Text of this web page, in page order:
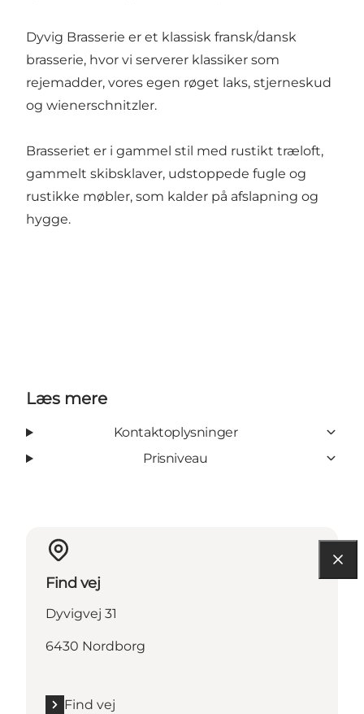
Dyvig Brasserie er et klassisk fransk/dansk
brasserie, hvor vi serverer klassiker som
rejemadder, vores egen røget laks, stjerneskud
og wienerschnitzler.
Brasseriet er i gammel stil med rustikt træloft,
gammelt skibsklaver, udstoppede fugle og
rustikke møbler, som kalder på afslapning og
hygge.
Læs mere
Kontaktoplysninger
Prisniveau
Find vej
Dyvigvej 31
6430 Nordborg
Find vej